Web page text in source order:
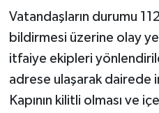
Vatandaşların durumu
bildirmesi üzerine olay
itfaiye ekipleri
adrese ulaşarak dairede
Kapının kilitli olması ve
Tosya Haberleri
Karadeniz Haberleri